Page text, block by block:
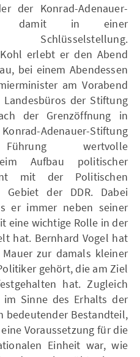
der Konrad-Adenauer-
damit in einer
Schlüsselstellung.
erlebt er den Abend
bei einem Abendessen
am Vorabend
der Stiftung
der Grenzöffnung in
Adenauer-Stiftung
wertvolle
Aufbau politischer
mit der Politischen
der DDR. Dabei
er immer neben seiner
eine wichtige Rolle in der
hat. Bernhard Vogel hat
zur damals kleiner
gehört, die am Ziel
hat. Zugleich
Sinne des Erhalts der
bedeutender Bestandteil,
Voraussetzung für die
Einheit war, wie